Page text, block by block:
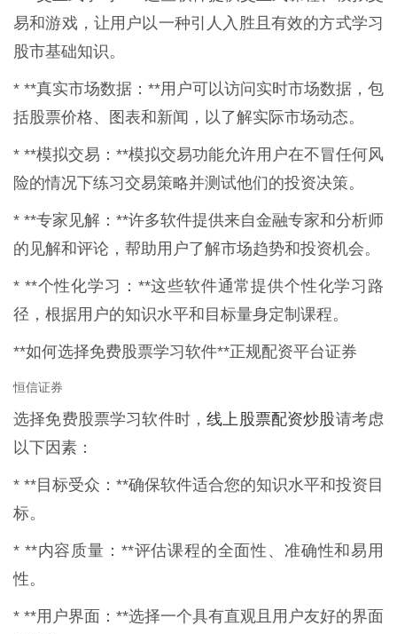
易和游戏，让用户以一种引人入胜且有效的方式学习
股市基础知识。
* **真实市场数据：**用户可以访问实时市场数据，包
括股票价格、图表和新闻，以了解实际市场动态。
* **模拟交易：**模拟交易功能允许用户在不冒任何风
险的情况下练习交易策略并测试他们的投资决策。
* **专家见解：**许多软件提供来自金融专家和分析师
的见解和评论，帮助用户了解市场趋势和投资机会。
* **个性化学习：**这些软件通常提供个性化学习路
径，根据用户的知识水平和目标量身定制课程。
**如何选择免费股票学习软件**正规配资平台证券
恒信证券
选择免费股票学习软件时，线上股票配资炒股请考虑
以下因素：
* **目标受众：**确保软件适合您的知识水平和投资目
标。
* **内容质量：**评估课程的全面性、准确性和易用
性。
* **用户界面：**选择一个具有直观且用户友好的界面